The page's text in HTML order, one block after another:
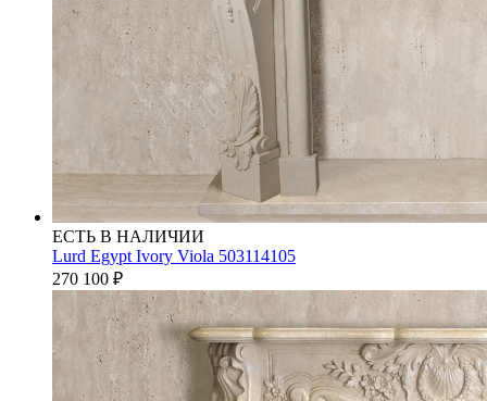
ЕСТЬ В НАЛИЧИИ
Lurd Egypt Ivory Viola 503114105
270 100 ₽